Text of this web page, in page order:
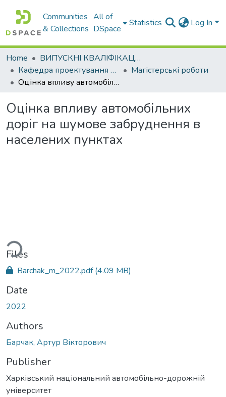
Communities
& Collections
All of
DSpace
Statistics Log In
Home
ВИПУСКНІ КВАЛІФІКАЦІЙНІ РОБОТИ
Кафедра проектування доріг, геодезії і землеустрою
Магістерські роботи
Оцінка впливу автомобільних доріг на шумове забруднення в населених пунктах
Оцінка впливу автомобільних
доріг на шумове забруднення в
населених пунктах
Files
Barchak_m_2022.pdf(4.09 MB)
Date
2022
Authors
Барчак, Артур Вікторович
Publisher
Харківський національний автомобільно-дорожній
університет